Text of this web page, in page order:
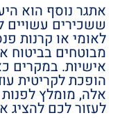
אתגר נוסף הוא
ששכירים עשויים
לאומי או קרנות
מבוטחים בביטוח
אישיות. במקרים
הופכת לקריטית
אלה, מומלץ
לעזור לכם